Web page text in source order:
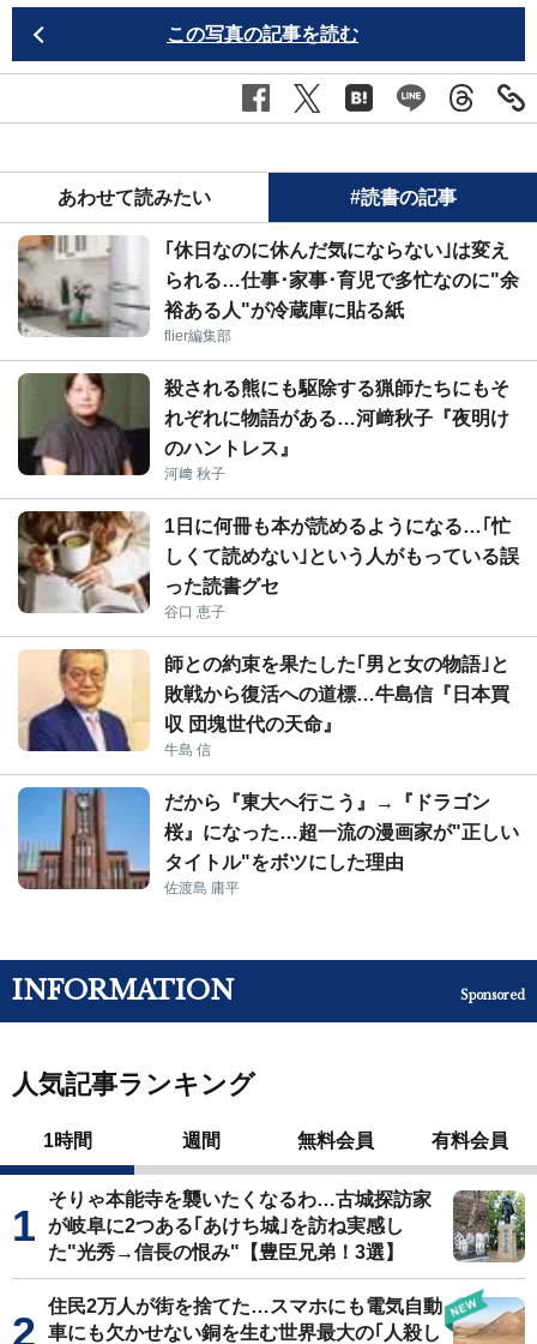
この写真の記事を読む
あわせて読みたい #読書の記事
｢休日なのに休んだ気にならない｣は変え
られる…仕事･家事･育児で多忙なのに"余
裕ある人"が冷蔵庫に貼る紙
flier編集部
殺される熊にも駆除する猟師たちにもそ
れぞれに物語がある…河﨑秋子『夜明け
のハントレス』
河﨑 秋子
1日に何冊も本が読めるようになる…｢忙
しくて読めない｣という人がもっている誤
った読書グセ
谷口 恵子
師との約束を果たした｢男と女の物語｣と
敗戦から復活への道標…牛島信『日本買
収 団塊世代の天命』
牛島 信
だから『東大へ行こう』→『ドラゴン
桜』になった…超一流の漫画家が"正しい
タイトル"をボツにした理由
佐渡島 庸平
INFORMATION Sponsored
人気記事ランキング
1時間 週間 無料会員 有料会員
そりゃ本能寺を襲いたくなるわ…古城探訪家
が岐阜に2つある｢あけち城｣を訪ね実感し
た"光秀→信長の恨み"【豊臣兄弟！3選】
住民2万人が街を捨てた…スマホにも電気自動
車にも欠かせない銅を生む世界最大の｢人殺し